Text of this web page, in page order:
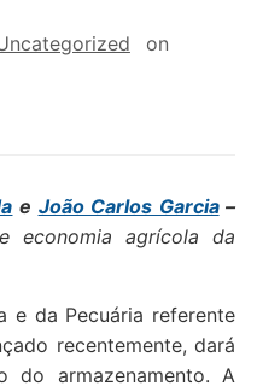
on
e João Carlos Garcia–
economia agrícola da
e da Pecuária referente
recentemente, dará
do armazenamento. A